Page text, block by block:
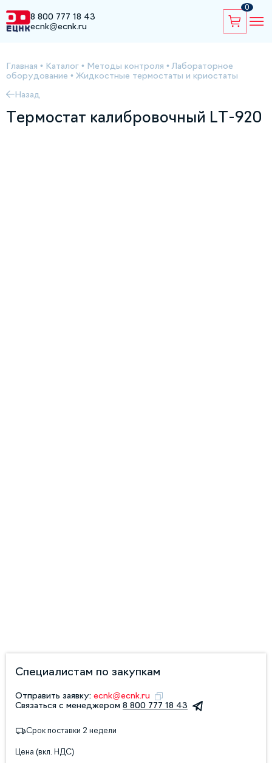
8 800 777 18 43
ecnk@ecnk.ru
0
Главная • Каталог • Методы контроля • Лабораторное
оборудование • Жидкостные термостаты и криостаты
Назад
Термостат калибровочный LT-920
Специалистам по закупкам
Отправить заявку: ecnk@ecnk.ru
Связаться с менеджером 8 800 777 18 43
Срок поставки 2 недели
Цена (вкл. НДС)